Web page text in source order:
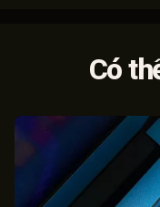
Có